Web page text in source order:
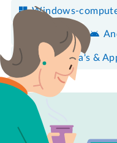
Windows-
Facebook
Programma's &